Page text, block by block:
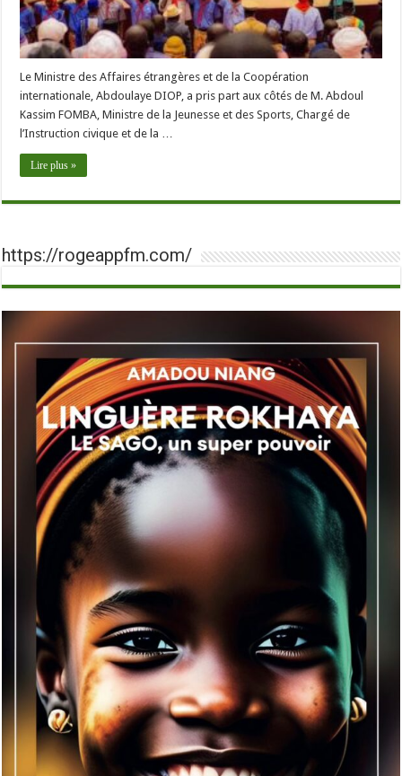
Le Ministre des Affaires étrangères et de la Coopération
internationale, Abdoulaye DIOP, a pris part aux côtés de M. Abdoul
Kassim FOMBA, Ministre de la Jeunesse et des Sports, Chargé de
l’Instruction civique et de la …
Lire plus »
https://rogeappfm.com/